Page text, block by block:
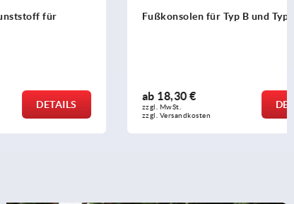
Fußkonsolen für Typ B und Typ I
ab
zzgl. Versandkosten